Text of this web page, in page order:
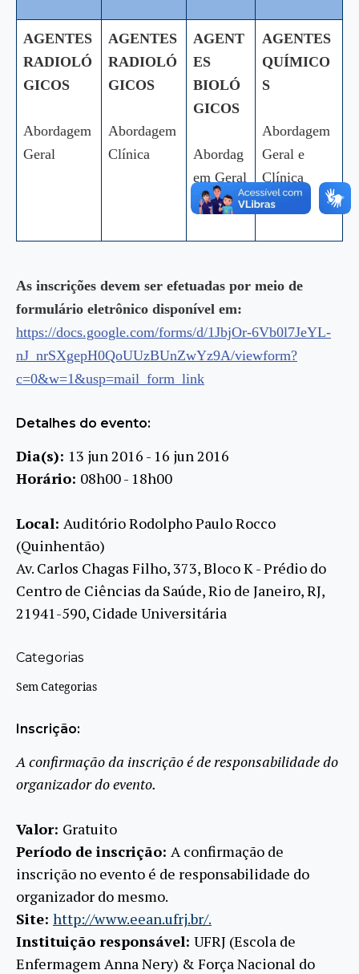
AGENTES
RADIOLÓ
GICOS
Abordagem
Geral
AGENTES
RADIOLÓ
GICOS
Abordagem
Clínica
AGENT
ES
BIOLÓ
GICOS
Abordag
em Geral
e Clínica
AGENTES
QUÍMICO
S
Abordagem
Geral e
Clínica
As inscrições devem ser efetuadas por meio de
formulário eletrônico disponível em:
https://docs.google.com/forms/d/1JbjOr-6Vb0l7JeYL-
nJ_nrSXgepH0QoUUzBUnZwYz9A/viewform?
c=0&w=1&usp=mail_form_link
Detalhes do evento:
Dia(s): 13 jun 2016 - 16 jun 2016
Horário: 08h00 - 18h00
Local: Auditório Rodolpho Paulo Rocco
(Quinhentão)
Av. Carlos Chagas Filho, 373, Bloco K - Prédio do
Centro de Ciências da Saúde, Rio de Janeiro, RJ,
21941-590, Cidade Universitária
Categorias
Sem Categorias
Inscrição:
A confirmação da inscrição é de responsabilidade do
organizador do evento.
Valor: Gratuito
Período de inscrição: A confirmação de
inscrição no evento é de responsabilidade do
organizador do mesmo.
Site: http://www.eean.ufrj.br/.
Instituição responsável: UFRJ (Escola de
Enfermagem Anna Nery) & Força Nacional do